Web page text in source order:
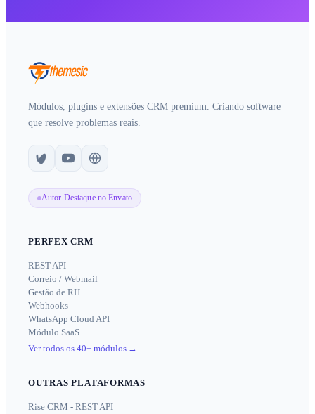
Módulos, plugins e extensões CRM premium. Criando software
que resolve problemas reais.
Autor Destaque no Envato
PERFEX CRM
REST API
Correio / Webmail
Gestão de RH
Webhooks
WhatsApp Cloud API
Módulo SaaS
Ver todos os 40+ módulos →
OUTRAS PLATAFORMAS
Rise CRM - REST API